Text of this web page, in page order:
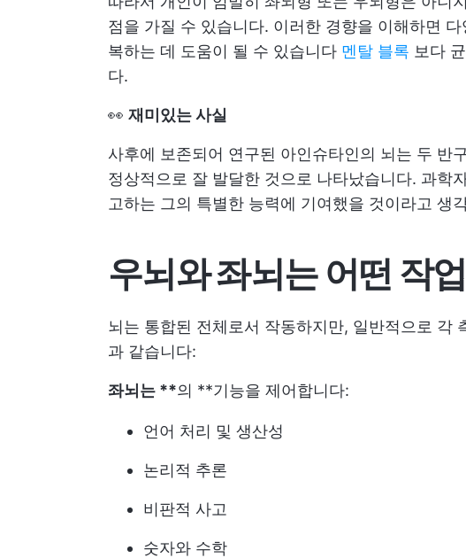
점을 가질 수 있습니다. 이러한 경향을 이해하면
복하는 데 도움이 될 수 있습니다 멘탈 블록 보다
다.
👀 재미있는 사실
사후에 보존되어 연구된 아인슈타인의 뇌는 두 반
정상적으로 잘 발달한 것으로 나타났습니다. 과학
고하는 그의 특별한 능력에 기여했을 것이라고 생
우뇌와 좌뇌는 어떤 작
뇌는 통합된 전체로서 작동하지만, 일반적으로 각
과 같습니다:
좌뇌는 **의 **기능을 제어합니다:
언어 처리 및 생산성
논리적 추론
비판적 사고
숫자와 수학